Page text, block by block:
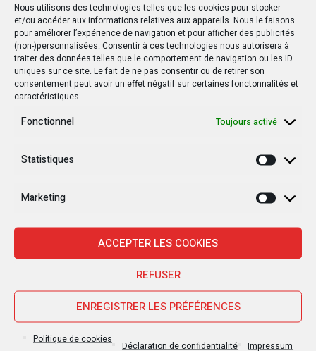
Nous utilisons des technologies telles que les cookies pour stocker
et/ou accéder aux informations relatives aux appareils. Nous le faisons
pour améliorer l’expérience de navigation et pour afficher des publicités
(non-)personnalisées. Consentir à ces technologies nous autorisera à
traiter des données telles que le comportement de navigation ou les ID
uniques sur ce site. Le fait de ne pas consentir ou de retirer son
consentement peut avoir un effet négatif sur certaines fonctonnalités et
caractéristiques.
Fonctionnel Toujours activé
Statistiques
Marketing
ACCEPTER LES COOKIES
REFUSER
ENREGISTRER LES PRÉFÉRENCES
Politique de cookies
Déclaration de confidentialité Impressum
s'entraînent à Dakar
SUIVANT POSTE
Kinshasa accueille le CPS de l'UA pour
discuter des défis du DDR et du DRPC en
POLITIQUE
15 MARS 2019
RDC : Un rapport de l’ONU
POLITIQUE
20 OCTOBRE 2019
Le drapeau d’un pays